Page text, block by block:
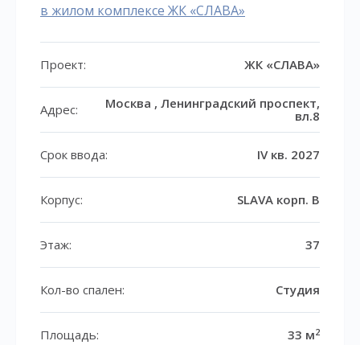
в жилом комплексе ЖК «СЛАВА»
Проект: ЖК «СЛАВА»
Адрес:
Москва , Ленинградский проспект,
вл.8
Срок ввода: IV кв. 2027
Корпус: SLAVA корп. В
Этаж: 37
Кол-во спален: Студия
Площадь: 33 м2